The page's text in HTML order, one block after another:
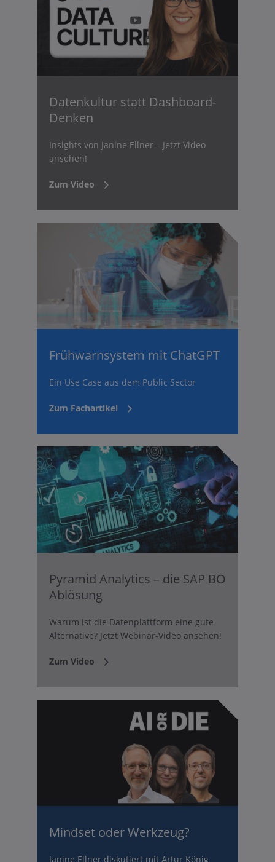
Datenkultur statt Dashboard-
Denken
Insights von Janine Ellner – Jetzt Video
ansehen!
Zum Video
Frühwarnsystem mit ChatGPT
Ein Use Case aus dem Public Sector
Zum Fachartikel
Pyramid Analytics – die SAP BO
Ablösung
Warum ist die Datenplattform eine gute
Alternative? Jetzt Webinar-Video ansehen!
Zum Video
Mindset oder Werkzeug?
Janine Ellner diskutiert mit Artur König